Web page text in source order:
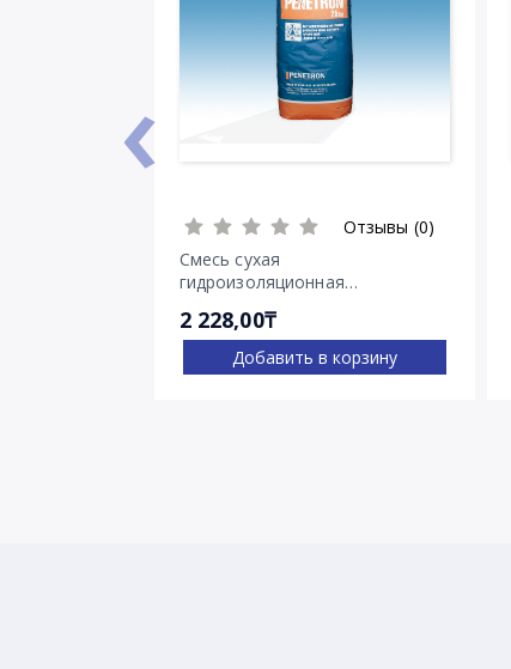
Отзывы (0)
Смесь сухая
гидроизоляционная
Пенетрон
2 228,00₸
Добавить в корзину
‹